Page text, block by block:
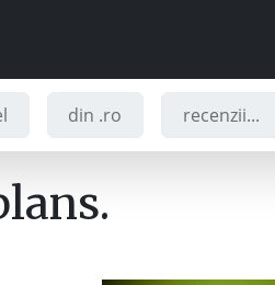
din .ro recenzii...